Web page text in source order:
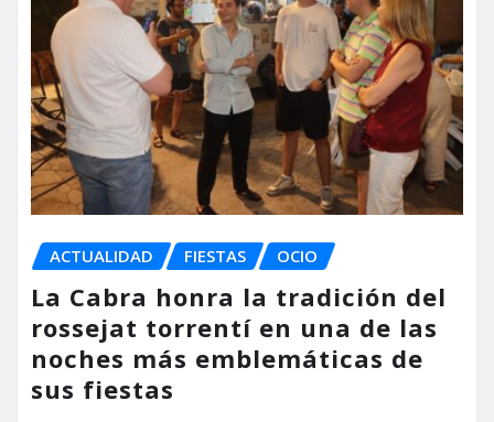
ACTUALIDAD FIESTAS OCIO
La Cabra honra la tradición del
rossejat torrentí en una de las
noches más emblemáticas de
sus fiestas